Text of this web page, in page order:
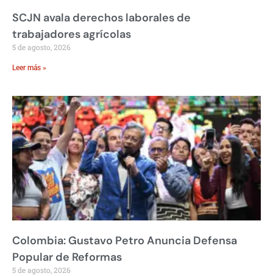
SCJN avala derechos laborales de
trabajadores agrícolas
5 de agosto, 2026
Leer más »
Colombia: Gustavo Petro Anuncia Defensa
Popular de Reformas
5 de agosto, 2026